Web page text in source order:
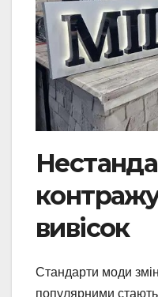
вивісок
Стандарти моди
популярними